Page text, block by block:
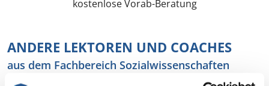
kostenlose Vorab-Beratung
ANDERE LEKTOREN UND COACHES
aus dem Fachbereich Sozialwissenschaften